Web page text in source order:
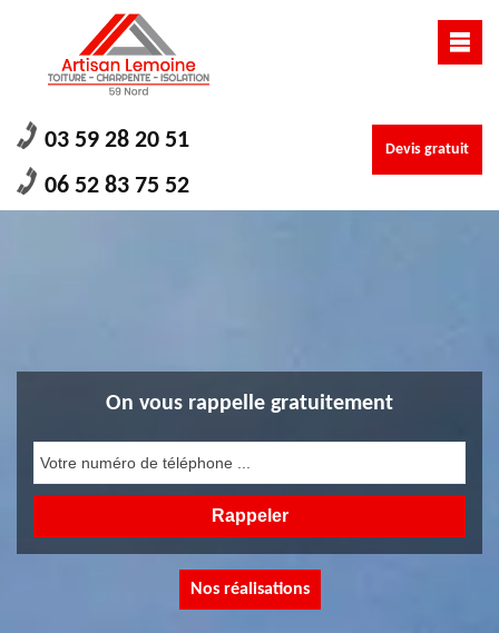
03 59 28 20 51
06 52 83 75 52
Devis gratuit
On vous rappelle gratuitement
Nos réalisations